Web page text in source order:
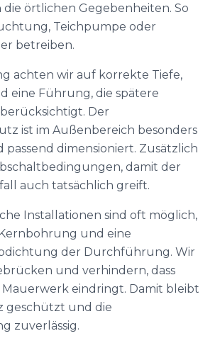
örtlichen Gegebenheiten. So
Teichpumpe oder
betreiben.
achten wir auf korrekte Tiefe,
eine Führung, die spätere
Der
ist im Außenbereich besonders
dimensioniert. Zusätzlich
damit der
auch tatsächlich greift.
Installationen sind oft möglich,
und eine
der Durchführung. Wir
und verhindern, dass
eindringt. Damit bleibt
geschützt und die
zuverlässig.